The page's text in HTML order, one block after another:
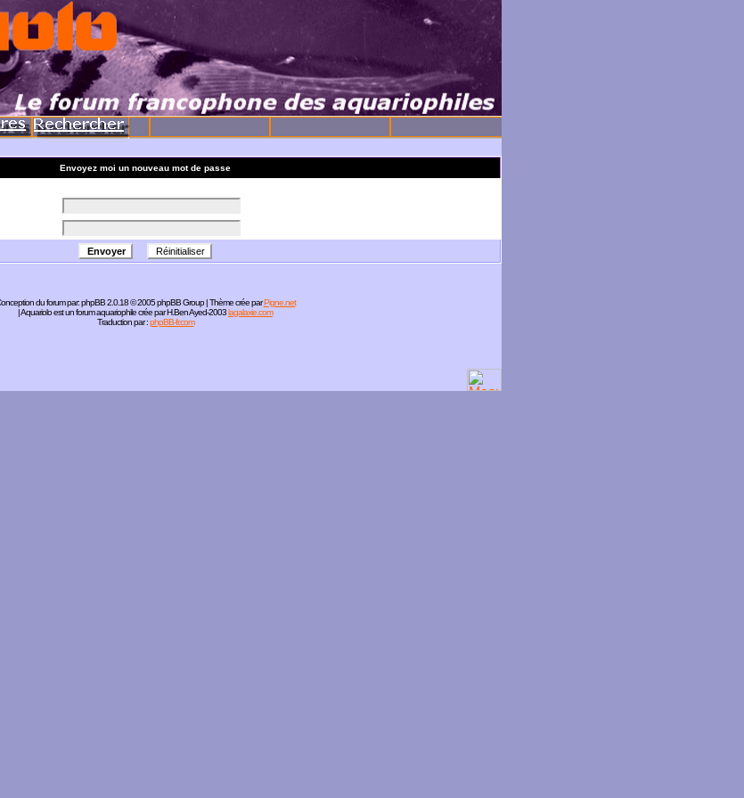
Envoyez moi un nouveau mot de passe
du forum par:phpBB2.0.18 © 2005 phpBB Group | Thème crée parPigne.net
| Aquariolo est un forum aquariophile crée par H.Ben Ayed-2003lagalaxie.com
Traduction par :phpBB-fr.com